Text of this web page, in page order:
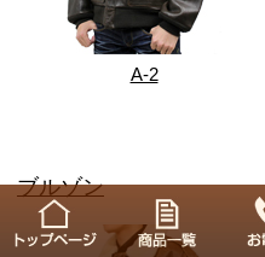
A-2
ブルゾン